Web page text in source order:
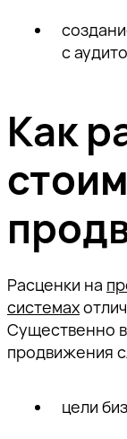
с
Как
Расценки на
системах
Существенно
продвижения
цели